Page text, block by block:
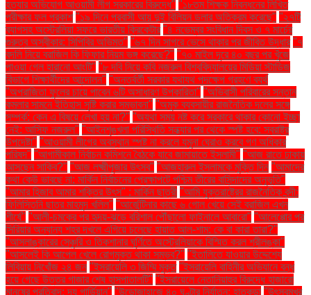
হত্যার অভিযোগ আওয়ামী লীগ সরকারের বিরুদ্ধে" "১৮তম শিক্ষক নিবন্ধনের লিখিত
পরীক্ষার ফল প্রকাশ "১৯ দিনে প্রবাসী আয় দুই বিলিয়ন ডলার অতিক্রম করেছে" "২৭টি
ব্যাগসহ অস্ট্রেলিয়া সফরে ভারতীয় ক্রিকেটার "৪ নভেম্বর সংবিধান দিবস ও ৭ মার্চের
গুরুত্ব অস্বীকার: সিপিবির অভিমত" "৬৭ দিন সাগরে ভেসে থাকার পর জীবিত উদ্ধার "৭
বদলি নিয়ে ব্রাজিল কি ফিফার নিয়ম ভঙ্গ করেছে?" "৭০ মাইল দূরে ৪০ বছর পর খুঁজে
পাওয়া গেল হারানো আংটি" "৮ দবি নিয়ে কবি নজরুল বিশ্ববিদ্যালয়ের মিডিয়া স্টাডিজ
বিভাগে শিক্ষার্থীদের আন্দোলন" "অন্তর্বর্তী সরকার যথাযথ পদক্ষেপ গ্রহণে ব্যর্থ
"অপরাজিতা ফুলের চায়ে পাবেন ৬টি অসাধারণ উপকারিতা" "অভিবাসী পরিবারের সন্তান
কমলার সামনে ইতিহাস সৃষ্টি করার সম্ভাবনা" "অমুক ব্যবসায়ীর রাজনৈতিক দলের সঙ্গে
সম্পর্ক: কেন এ বিষয়ে লেখা হয় না?" "অযথা সময় নষ্ট করে সরকারে থাকার কোনো ইচ্ছা
নেই: আসিফ নজরুল" "আইনশৃঙ্খলা পরিস্থিতি সন্ধ্যার পর থেকে স্পষ্ট হবে: স্বরাষ্ট্র
উপদেষ্টা" "আওয়ামী লীগের অবস্থান স্পষ্ট না করলে যমুনা ঘেরাও করবে গণ অধিকার
পরিষদ" "আগামীকাল নির্বাচন কমিশনে বৈঠকে যাবে জামায়াতে ইসলামী" "আজ রাতে ঢাকায়
আসছেন সাকিব?" "আজ লক্ষ্মীপূজার উৎসব" "আজহারুল ইসলামকে মুক্তি দিন "আমাদের
কথা কেউ ভাবছে না: মার্কিন নির্বাচনের প্রেক্ষাপটে পশ্চিম তীরের বাসিন্দাদের অনুভূতি"
"আমার হিজাব আমার শক্তির উৎস" : মার্কিন ছাত্রী "আমি যুক্তরাষ্ট্রের রাজনৈতিক বন্দী:
ফিলিস্তিনি ছাত্র মাহমুদ খলিল" "আর্জেন্টিনার কাছে ৬ গোল খেয়ে সেই ব্রাজিল এখন
শীর্ষে" "আলী-চমকের পর হৃদয়-ঝড়ে বরিশাল পৌঁছালো ফাইনালে আবারো" "আলেপ্পোর পর
সিরিয়ার অন্যান্য শহর দখলে এগিয়ে চলেছে হায়াত আল-শাম: কে বা কারা তারা?"
"আসলাঙ্কারের সেঞ্চুরি ও তিকশানার ঘূর্ণিতে অস্ট্রেলিয়াকে বিস্মিত করল শ্রীলঙ্কা"
"আসলেই কি আপেল খেলে রোগমুক্ত থাকা সম্ভব?" "ইতালিতে যাওয়ার উদ্দেশ্যে
লিবিয়ায় নিখোঁজ ২৪ জন "ইসরায়েলি ৩ জিম্মি মুক্ত "ইসরায়েলি বাহিনীর অভিযানে বন্ধ
হয়ে গেছে উত্তর গাজার শেষ হাসপাতালটি" "ইসরায়েলে নেতানিয়াহুর বিরুদ্ধে হাজারো
মানুষের প্রতিবাদ: দ্য গার্ডিয়ান" "উড়োজাহাজে ৪০ ঘণ্টার নির্যাতন: হাতকড়া "উৎসবমুখর